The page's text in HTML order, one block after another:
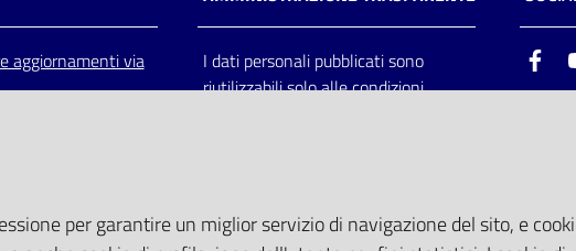
aggiornamenti via
I dati personali pubblicati sono
riutilizzabili solo alle condizioni
per garantire un miglior servizio di navigazione del sito, e